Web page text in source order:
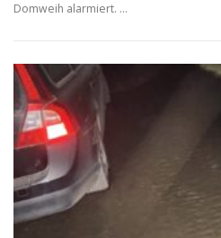
Domweih alarmiert. …